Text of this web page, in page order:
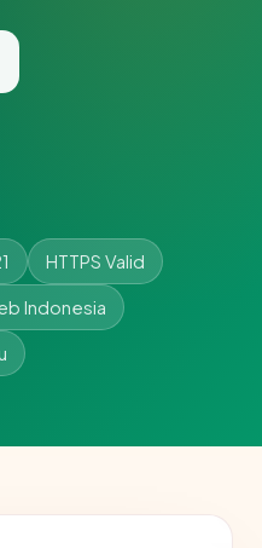
HTTPS Valid
Indonesia